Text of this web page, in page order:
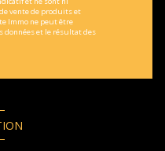
vente de produits et
Immo ne peut être
données et le résultat des